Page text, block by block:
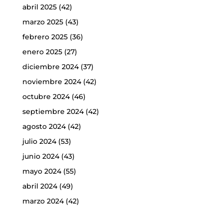
abril 2025(42)
marzo 2025(43)
febrero 2025(36)
enero 2025(27)
diciembre 2024(37)
noviembre 2024(42)
octubre 2024(46)
septiembre 2024(42)
agosto 2024(42)
julio 2024(53)
junio 2024(43)
mayo 2024(55)
abril 2024(49)
marzo 2024(42)